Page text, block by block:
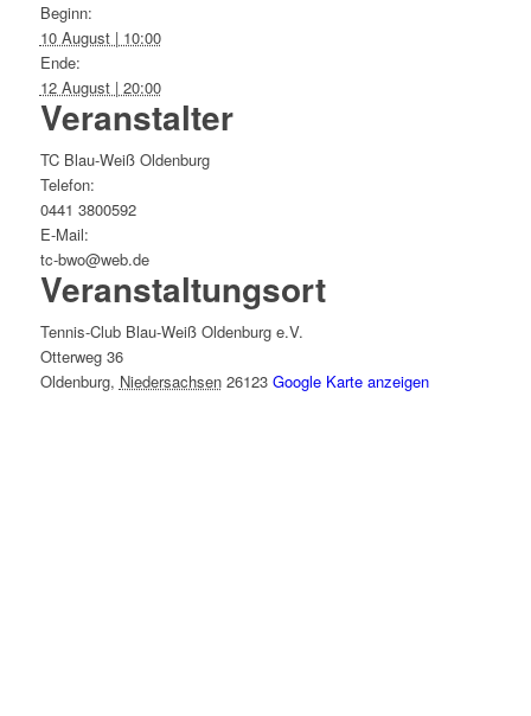
Beginn:
10 August | 10:00
Ende:
12 August | 20:00
Veranstalter
TC Blau-Weiß Oldenburg
Telefon:
0441 3800592
E-Mail:
tc-bwo@web.de
Veranstaltungsort
Tennis-Club Blau-Weiß Oldenburg e.V.
Otterweg 36
Oldenburg, Niedersachsen 26123 Google Karte anzeigen